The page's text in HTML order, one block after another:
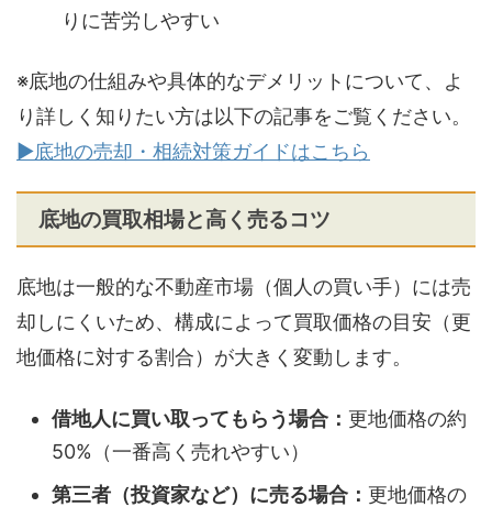
りに苦労しやすい
※底地の仕組みや具体的なデメリットについて、よ
り詳しく知りたい方は以下の記事をご覧ください。
▶底地の売却・相続対策ガイドはこちら
底地の買取相場と高く売るコツ
底地は一般的な不動産市場（個人の買い手）には売
却しにくいため、構成によって買取価格の目安（更
地価格に対する割合）が大きく変動します。
借地人に買い取ってもらう場合： 更地価格の約
50%（一番高く売れやすい）
第三者（投資家など）に売る場合： 更地価格の